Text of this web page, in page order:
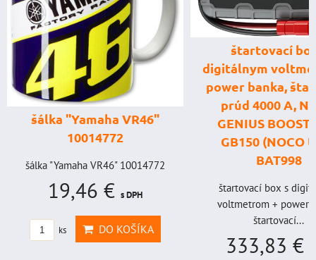
šálka "Yamaha VR46"
10014772
šálka "Yamaha VR46" 10014772
19,46 € s DPH
ks DO KOŠÍKA
štartovací
digitálnym
power banka,
prúd 4000 A,
GENIUS BOOST
GB150 (NOCO
BAT998
štartovací box s
voltmetrom + power
štartovací...
333,83 €